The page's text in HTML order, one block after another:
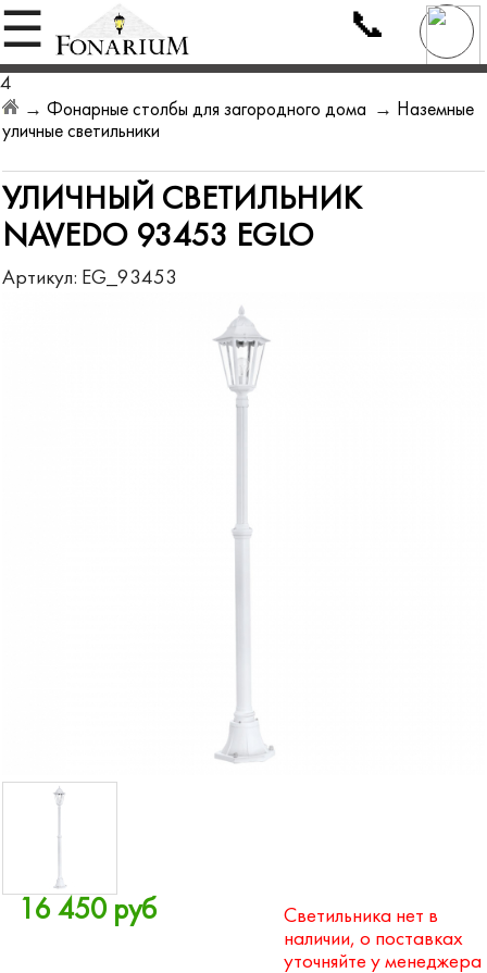
☰ 📞
4
→Фонарные столбы для загородного дома → Наземные
уличные светильники
УЛИЧНЫЙ СВЕТИЛЬНИК
NAVEDO 93453 EGLO
Артикул: EG_93453
16 450 руб
Светильника нет в
наличии, о поставках
уточняйте у менеджера